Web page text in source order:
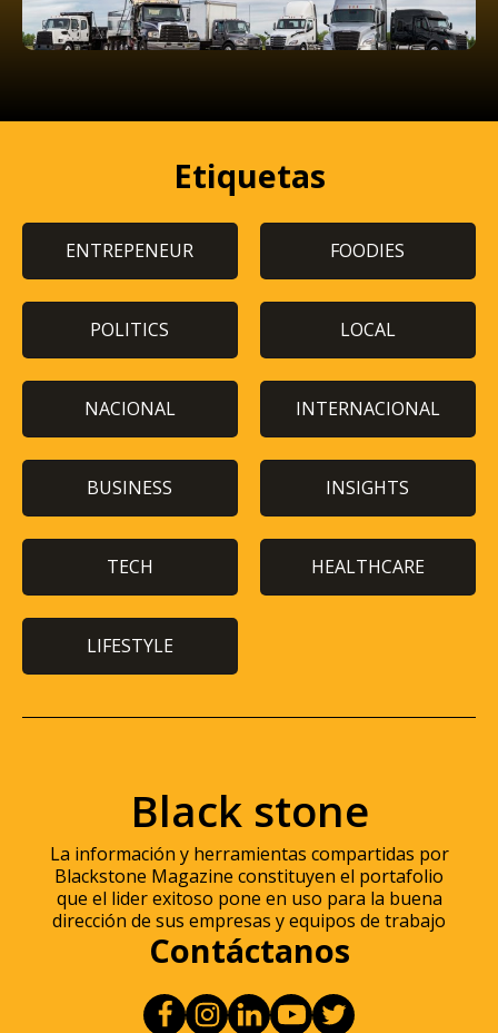
Etiquetas
ENTREPENEUR FOODIES
POLITICS LOCAL
NACIONAL INTERNACIONAL
BUSINESS INSIGHTS
TECH HEALTHCARE
LIFESTYLE
Black stone
La información y herramientas compartidas por
Blackstone Magazine constituyen el portafolio
que el lider exitoso pone en uso para la buena
dirección de sus empresas y equipos de trabajo
Contáctanos